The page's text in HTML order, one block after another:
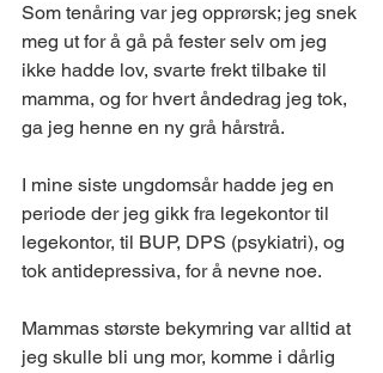
Som tenåring var jeg opprørsk; jeg snek
meg ut for å gå på fester selv om jeg
ikke hadde lov, svarte frekt tilbake til
mamma, og for hvert åndedrag jeg tok,
ga jeg henne en ny grå hårstrå.
I mine siste ungdomsår hadde jeg en
periode der jeg gikk fra legekontor til
legekontor, til BUP, DPS (psykiatri), og
tok antidepressiva, for å nevne noe.
Mammas største bekymring var alltid at
jeg skulle bli ung mor, komme i dårlig